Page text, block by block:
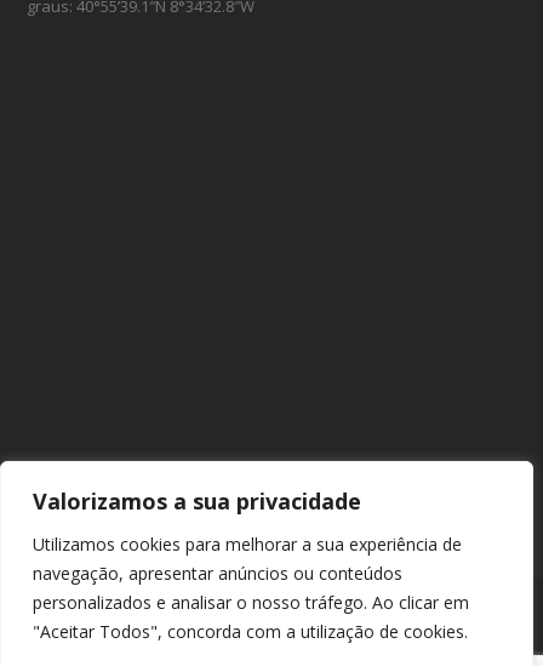
Valorizamos a sua privacidade
Utilizamos cookies para melhorar a sua experiência de
navegação, apresentar anúncios ou conteúdos
personalizados e analisar o nosso tráfego. Ao clicar em
"Aceitar Todos", concorda com a utilização de cookies.
graus: 40°55’39.1″N 8°34’32.8″W
© 2026 Europarque. Todos os direitos reservados. |